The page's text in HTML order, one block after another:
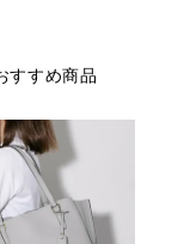
すすめ商品